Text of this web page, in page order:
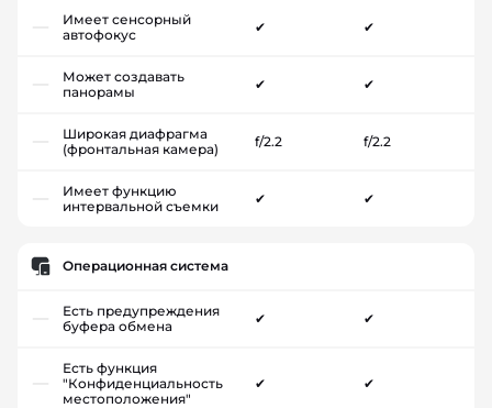
Имеет сенсорный
автофокус
✔ ✔
Может создавать
панорамы
✔ ✔
Широкая диафрагма
(фронтальная камера)
f/2.2 f/2.2
Имеет функцию
интервальной съемки
✔ ✔
Операционная система
Есть предупреждения
буфера обмена
✔ ✔
Есть функция
"Конфиденциальность
местоположения"
✔ ✔